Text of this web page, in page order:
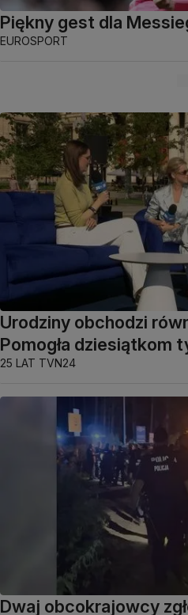
Piękny gest dla
EUROSPORT
Urodziny obchodzi
Pomogła dziesiątkom
25 LAT TVN24
Dwaj obcokrajowcy